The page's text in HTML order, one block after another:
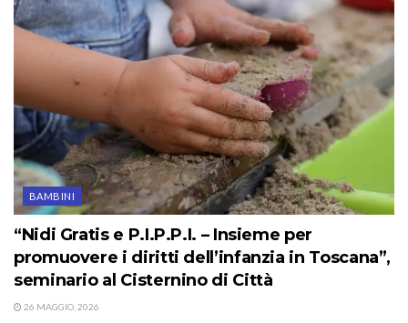
BAMBINI
“Nidi Gratis e P.I.P.P.I. – Insieme per
promuovere i diritti dell’infanzia in Toscana”,
seminario al Cisternino di Città
26 MAGGIO, 2026